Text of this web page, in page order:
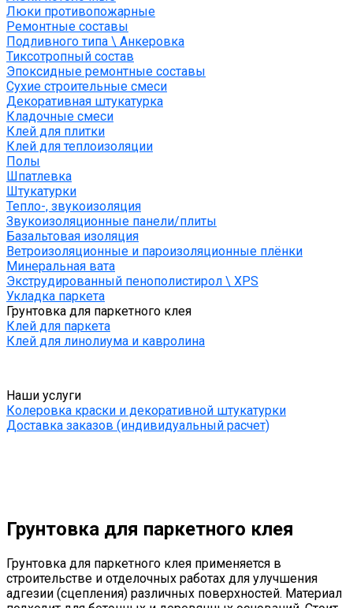
Люки противопожарные
Ремонтные составы
Подливного типа \ Анкеровка
Тиксотропный состав
Эпоксидные ремонтные составы
Сухие строительные смеси
Декоративная штукатурка
Кладочные смеси
Клей для плитки
Клей для теплоизоляции
Полы
Шпатлевка
Штукатурки
Тепло-, звукоизоляция
Звукоизоляционные панели/плиты
Базальтовая изоляция
Ветроизоляционные и пароизоляционные плёнки
Минеральная вата
Экструдированный пенополистирол \ XPS
Укладка паркета
Грунтовка для паркетного клея
Клей для паркета
Клей для линолиума и кавролина
Наши услуги
Колеровка краски и декоративной штукатурки
Доставка заказов (индивидуальный расчет)
Грунтовка для паркетного клея
Грунтовка для паркетного клея применяется в
строительстве и отделочных работах для улучшения
адгезии (сцепления) различных поверхностей. Материал